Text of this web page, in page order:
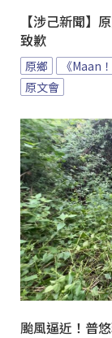
【涉己新聞】
致歉
原鄉 《Maan
原文會
颱風逼近！普